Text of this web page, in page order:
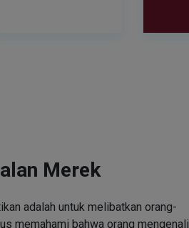
Merek
adalah untuk melibatkan orang-
memahami bahwa orang mengenali